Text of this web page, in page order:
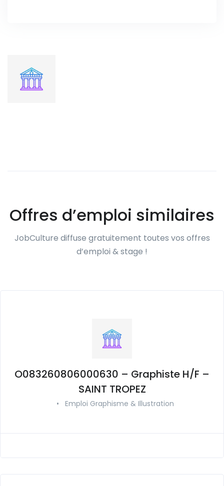
Offres d’emploi similaires
JobCulture diffuse gratuitement toutes vos offres
d’emploi & stage !
O083260806000630 – Graphiste H/F –
SAINT TROPEZ
• Emploi Graphisme & Illustration